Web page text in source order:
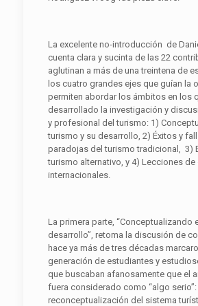
La excelente no-introducción de
cuenta clara y sucinta de las 22
aglutinan a más de una treintena de
los cuatro grandes ejes que guían la
permiten abordar los ámbitos en los
desarrollado la investigación y
y profesional del turismo: 1)
turismo y su desarrollo, 2) Éxitos y
paradojas del turismo tradicional, 3)
turismo alternativo, y 4) Lecciones de
internacionales.
La primera parte, “Conceptualizando
desarrollo”, retoma la discusión de
hace ya más de tres décadas
generación de estudiantes y
que buscaban afanosamente que el
fuera considerado como “algo serio”:
reconceptualización del sistema